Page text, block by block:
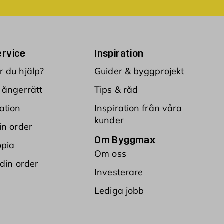
du hjälp?
ångerrätt
order
order
Inspiration
Guider & byggprojekt
Tips & råd
Inspiration från våra
kunder
Om Byggmax
Om oss
Investerare
Lediga jobb